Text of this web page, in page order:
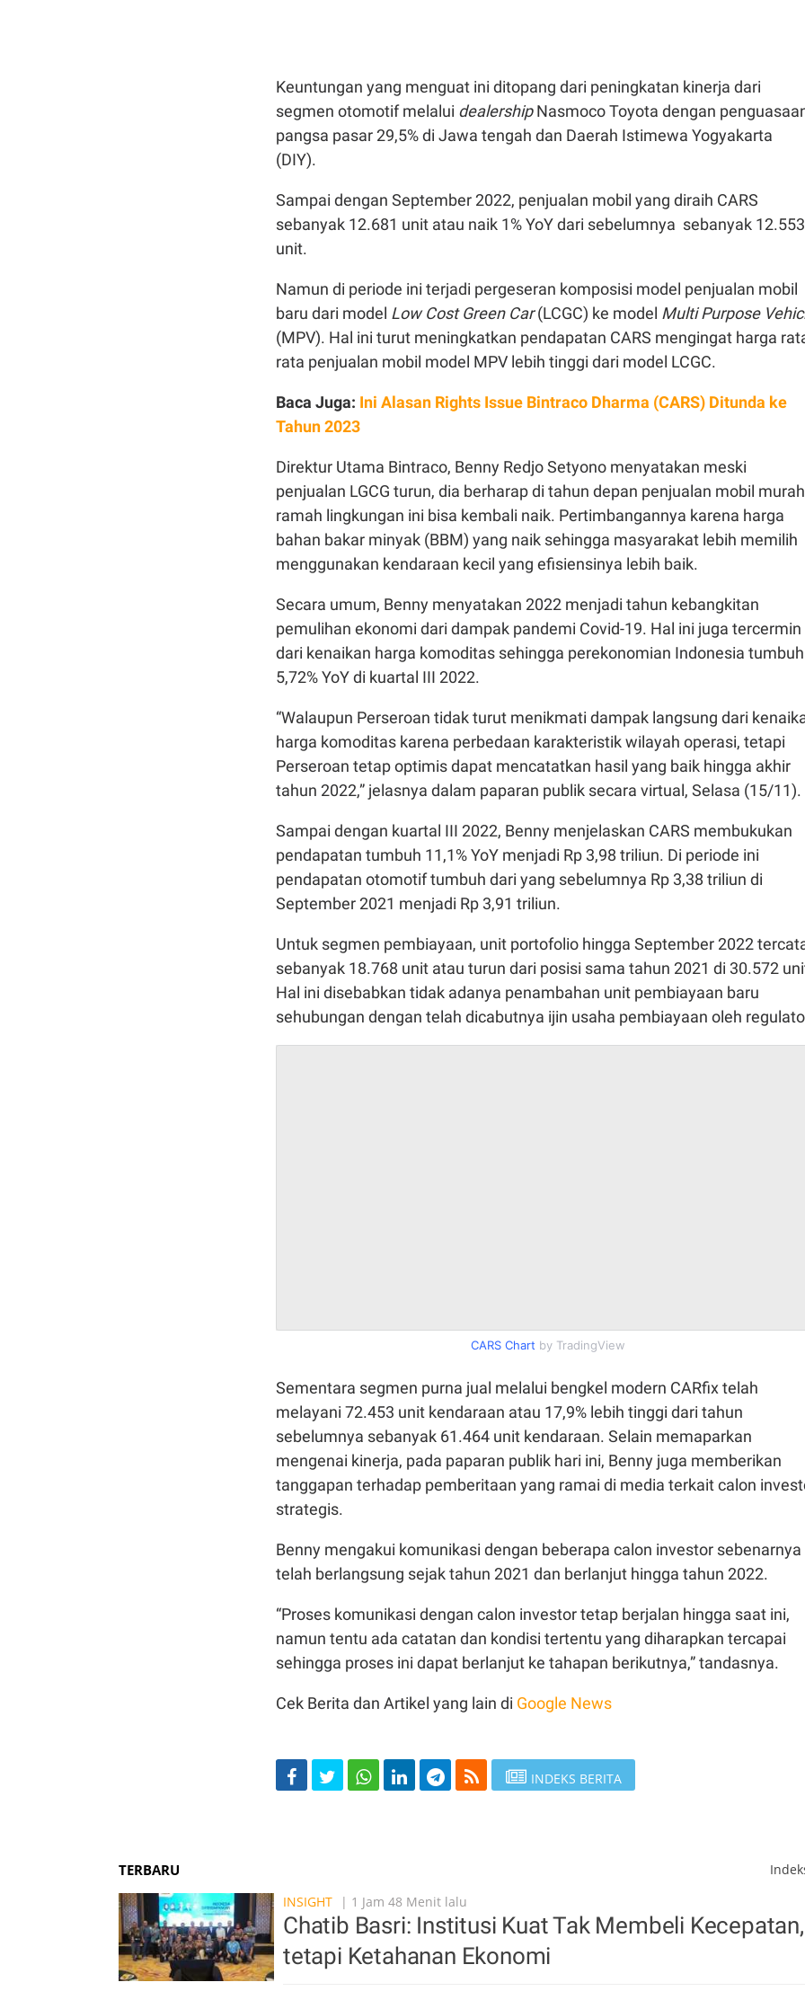
Keuntungan yang menguat ini ditopang dari peningkatan kinerja dari
segmen otomotif melalui dealershipNasmoco Toyota dengan
pangsa pasar 29,5% di Jawa tengah dan Daerah Istimewa Yogyakarta
(DIY).
Sampai dengan September 2022, penjualan mobil yang diraih CARS
sebanyak 12.681 unit atau naik 1% YoY dari sebelumnya sebanyak 12.553
unit.
Namun di periode ini terjadi pergeseran komposisi model penjualan mobil
baru dari model Low Cost Green Car(LCGC) ke model Multi Purpose
(MPV). Hal ini turut meningkatkan pendapatan CARS mengingat harga
rata penjualan mobil model MPV lebih tinggi dari model LCGC.
Baca Juga: Ini Alasan Rights Issue Bintraco Dharma (CARS) Ditunda ke
Tahun 2023
Direktur Utama Bintraco, Benny Redjo Setyono menyatakan meski
penjualan LGCG turun, dia berharap di tahun depan penjualan mobil murah
ramah lingkungan ini bisa kembali naik. Pertimbangannya karena harga
bahan bakar minyak (BBM) yang naik sehingga masyarakat lebih memilih
menggunakan kendaraan kecil yang efisiensinya lebih baik.
Secara umum, Benny menyatakan 2022 menjadi tahun kebangkitan
pemulihan ekonomi dari dampak pandemi Covid-19. Hal ini juga tercermin
dari kenaikan harga komoditas sehingga perekonomian Indonesia tumbuh
5,72% YoY di kuartal III 2022.
“Walaupun Perseroan tidak turut menikmati dampak langsung dari
harga komoditas karena perbedaan karakteristik wilayah operasi, tetapi
Perseroan tetap optimis dapat mencatatkan hasil yang baik hingga akhir
tahun 2022,” jelasnya dalam paparan publik secara virtual, Selasa (15/11).
Sampai dengan kuartal III 2022, Benny menjelaskan CARS membukukan
pendapatan tumbuh 11,1% YoY menjadi Rp 3,98 triliun. Di periode ini
pendapatan otomotif tumbuh dari yang sebelumnya Rp 3,38 triliun di
September 2021 menjadi Rp 3,91 triliun.
Untuk segmen pembiayaan, unit portofolio hingga September 2022
sebanyak 18.768 unit atau turun dari posisi sama tahun 2021 di 30.572
Hal ini disebabkan tidak adanya penambahan unit pembiayaan baru
sehubungan dengan telah dicabutnya ijin usaha pembiayaan oleh
CARS Chart by TradingView
Sementara segmen purna jual melalui bengkel modern CARfix telah
melayani 72.453 unit kendaraan atau 17,9% lebih tinggi dari tahun
sebelumnya sebanyak 61.464 unit kendaraan. Selain memaparkan
mengenai kinerja, pada paparan publik hari ini, Benny juga memberikan
tanggapan terhadap pemberitaan yang ramai di media terkait calon
strategis.
Benny mengakui komunikasi dengan beberapa calon investor sebenarnya
telah berlangsung sejak tahun 2021 dan berlanjut hingga tahun 2022.
“Proses komunikasi dengan calon investor tetap berjalan hingga saat ini,
namun tentu ada catatan dan kondisi tertentu yang diharapkan tercapai
sehingga proses ini dapat berlanjut ke tahapan berikutnya,” tandasnya.
Cek Berita dan Artikel yang lain di Google News
INDEKS BERITA
TERBARU
INSIGHT
| 1 Jam 48 Menit lalu
Chatib Basri: Institusi Kuat Tak Membeli Kecepatan,
tetapi Ketahanan Ekonomi